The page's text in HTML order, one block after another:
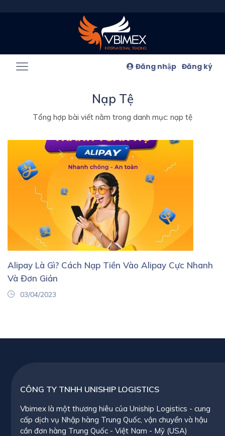
Đăng nhập Đăng ký
Nạp Tệ
Tổng hợp bài viết nằm trong danh mục: nạp tệ
Alipay Là Gì? Cách Nạp Tiền Vào Alipay Cực Nhanh
Và Đơn Giản
03/04/2023
CÔNG TY TNHH UNISHIP LOGISTICS
Vbimex là một thương hiêu của Uniship Logistics - cung
cấp dịch vụ Nhập hàng Trung Quốc, vận chuyển và hậu
cần đơn hàng Trung Quốc - Việt Nam - Mỹ (USA)